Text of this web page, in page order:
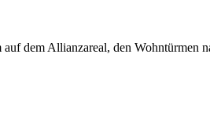
dem Allianzareal, den Wohntürmen